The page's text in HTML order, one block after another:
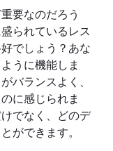
要なのだろう
られているレス
でしょう？あな
うに機能しま
バランスよく、
に感じられま
でなく、どのデ
ができます。